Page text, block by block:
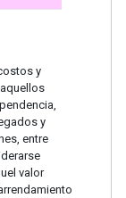
y
y
entre
valor